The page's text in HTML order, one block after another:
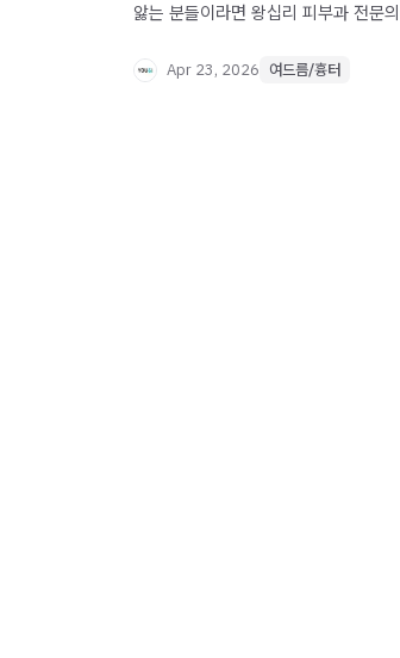
앓는 분들이라면 왕십리 피부과 전문의 ​ ​
Apr 23, 2026 여드름/흉터